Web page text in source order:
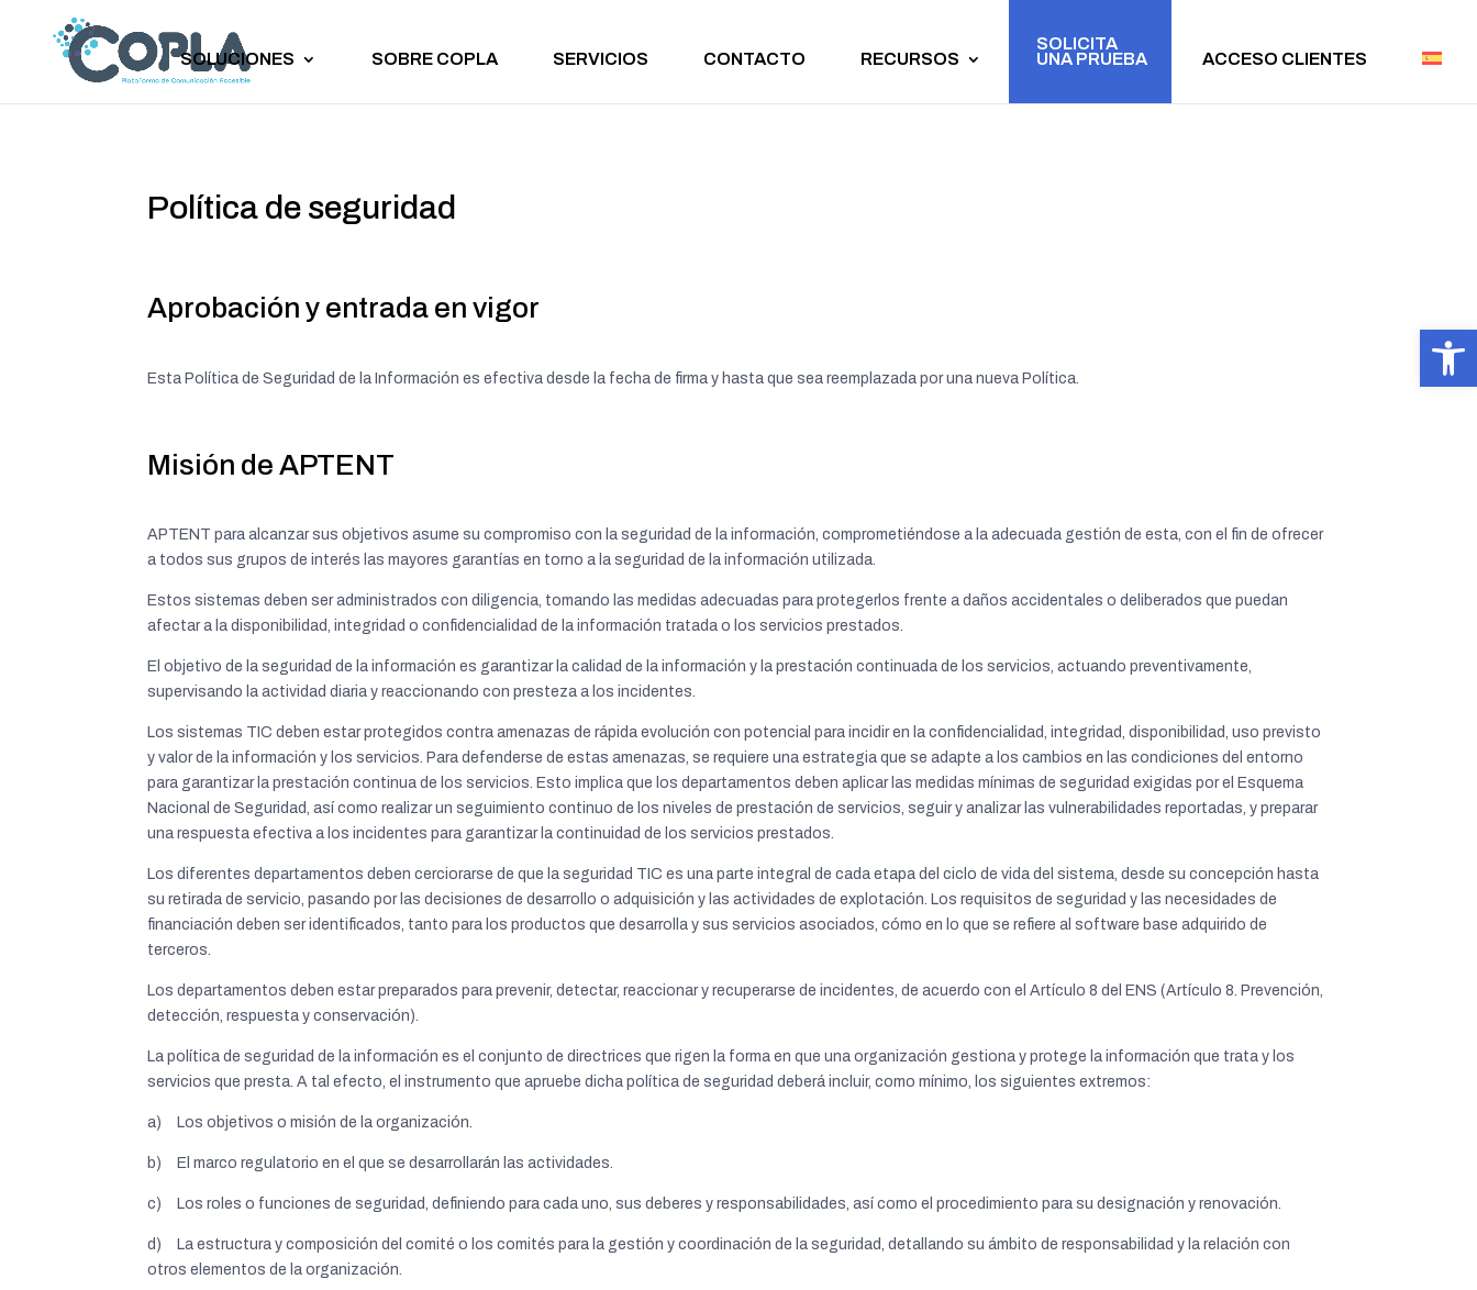
Abrir
SOLUCIONES SOBRE COPLA SERVICIOS CONTACTO RECURSOS
SOLICITA
UNA PRUEBA
ACCESO CLIENTES
Política de seguridad
Aprobación y entrada en vigor
Esta Política de Seguridad de la Información es efectiva desde la fecha de firma y hasta que sea reemplazada por una nueva Política.
Misión de APTENT
APTENT para alcanzar sus objetivos asume su compromiso con la seguridad de la información, comprometiéndose a la adecuada gestión de esta, con el fin de ofrecer
a todos sus grupos de interés las mayores garantías en torno a la seguridad de la información utilizada.
Estos sistemas deben ser administrados con diligencia, tomando las medidas adecuadas para protegerlos frente a daños accidentales o deliberados que puedan
afectar a la disponibilidad, integridad o confidencialidad de la información tratada o los servicios prestados.
El objetivo de la seguridad de la información es garantizar la calidad de la información y la prestación continuada de los servicios, actuando preventivamente,
supervisando la actividad diaria y reaccionando con presteza a los incidentes.
Los sistemas TIC deben estar protegidos contra amenazas de rápida evolución con potencial para incidir en la confidencialidad, integridad, disponibilidad, uso previsto
y valor de la información y los servicios. Para defenderse de estas amenazas, se requiere una estrategia que se adapte a los cambios en las condiciones del entorno
para garantizar la prestación continua de los servicios. Esto implica que los departamentos deben aplicar las medidas mínimas de seguridad exigidas por el Esquema
Nacional de Seguridad, así como realizar un seguimiento continuo de los niveles de prestación de servicios, seguir y analizar las vulnerabilidades reportadas, y preparar
una respuesta efectiva a los incidentes para garantizar la continuidad de los servicios prestados.
Los diferentes departamentos deben cerciorarse de que la seguridad TIC es una parte integral de cada etapa del ciclo de vida del sistema, desde su concepción hasta
su retirada de servicio, pasando por las decisiones de desarrollo o adquisición y las actividades de explotación. Los requisitos de seguridad y las necesidades de
financiación deben ser identificados, tanto para los productos que desarrolla y sus servicios asociados, cómo en lo que se refiere al software base adquirido de
terceros.
Los departamentos deben estar preparados para prevenir, detectar, reaccionar y recuperarse de incidentes, de acuerdo con el Artículo 8 del ENS (Artículo 8. Prevención,
detección, respuesta y conservación).
La política de seguridad de la información es el conjunto de directrices que rigen la forma en que una organización gestiona y protege la información que trata y los
servicios que presta. A tal efecto, el instrumento que apruebe dicha política de seguridad deberá incluir, como mínimo, los siguientes extremos:
a) Los objetivos o misión de la organización.
b) El marco regulatorio en el que se desarrollarán las actividades.
c) Los roles o funciones de seguridad, definiendo para cada uno, sus deberes y responsabilidades, así como el procedimiento para su designación y renovación.
d) La estructura y composición del comité o los comités para la gestión y coordinación de laseguridad, detallando su ámbito de responsabilidad y la relación con
otros elementos de la organización.